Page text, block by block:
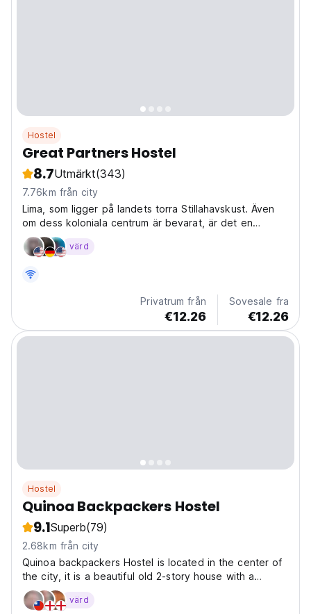
Hostel
Great Partners Hostel
8.7Utmärkt(343)
7.76km från city
Lima, som ligger på landets torra Stillahavskust. Även
om dess koloniala centrum är bevarat, är det en
överfull metropol och en av de största städerna i
Sydamerika.värd
Privatrum från
€12.26
Sovesale fra
€12.26
Hostel
Quinoa Backpackers Hostel
9.1Superb(79)
2.68km från city
Quinoa backpackers Hostel is located in the center of
the city, it is a beautiful old 2-story house with a
terrace in front of the Parque de las Aguas de Lima,
near the city's bus station, 15 minutes from the Plaza
värd